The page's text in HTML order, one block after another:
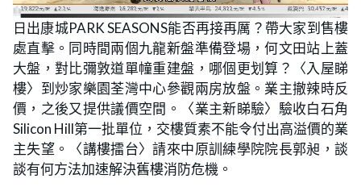
U
n
m
t
e
L
o
a
d
e
d
:
0
.
9
7
%
日出康城PARK SEASONS能否再接再厲？帶大家到售樓
處直擊。同時間兩個九龍新盤準備登場，何文田站上蓋
大盤，對比彌敦道單幢重建盤，哪個更划算？〈入屋睇
樓〉到炒家樂園荃灣中心參觀兩房放盤。業主撤辣時反
價，之後又提供議價空間。〈業主新睇驗〉驗收白石角
Silicon Hill第一批單位，交樓質素不能令付出高溢價的業
主失望。〈講樓擂台〉請來中原訓練學院院長郭昶，談
談有何方法加速解決舊樓消防危機。